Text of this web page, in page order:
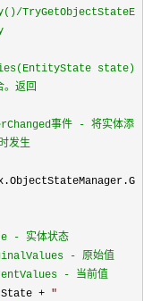
TryGetObjectStateE
state)
返回
事件 - 将实体添
发生
- 实体状态
- 原始值
- 当前值
+ "